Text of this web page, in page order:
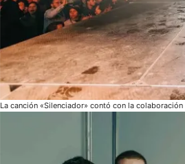
La canción «Silenciador» contó con la